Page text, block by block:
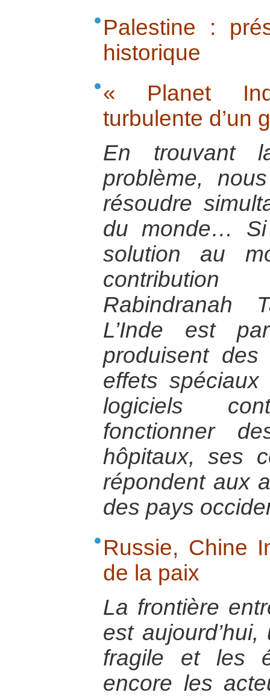
Palestine :
historique
« Planet
turbulente d’un
En trouvant
problème,
résoudre
du monde… Si
solution au
contribution
Rabindranah
L’Inde est
produisent
effets
logiciels
fonctionner
hôpitaux, ses
répondent aux
des pays
Russie, Chine
de la paix
La frontière
est
fragile et les
encore les